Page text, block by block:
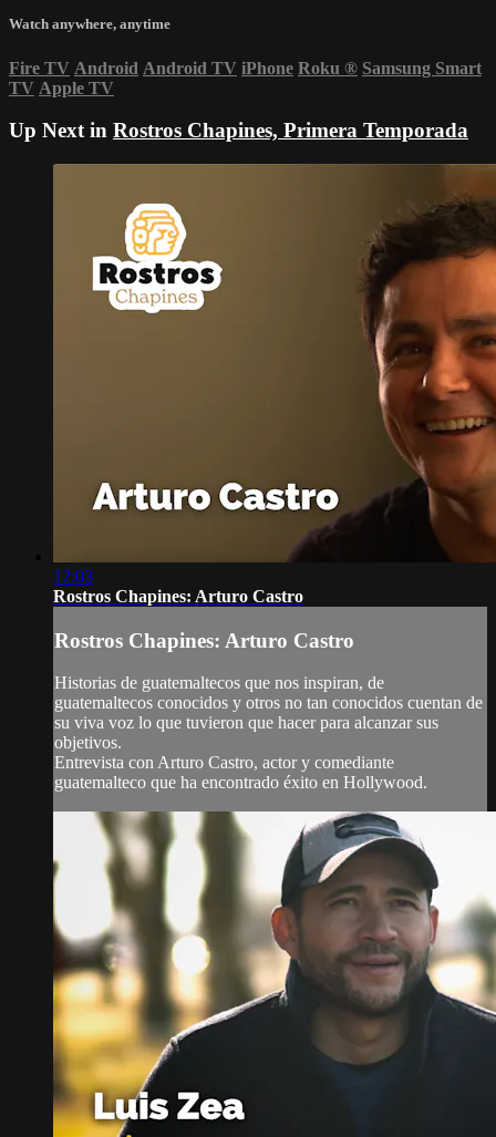
Watch anywhere, anytime
Fire TV Android Android TV iPhone Roku ® Samsung Smart
TV Apple TV
Up Next in Rostros Chapines, Primera Temporada
12:03
Rostros Chapines: Arturo Castro
Rostros Chapines: Arturo Castro
Historias de guatemaltecos que nos inspiran, de
guatemaltecos conocidos y otros no tan conocidos cuentan de
su viva voz lo que tuvieron que hacer para alcanzar sus
objetivos.
Entrevista con Arturo Castro, actor y comediante
guatemalteco que ha encontrado éxito en Hollywood.